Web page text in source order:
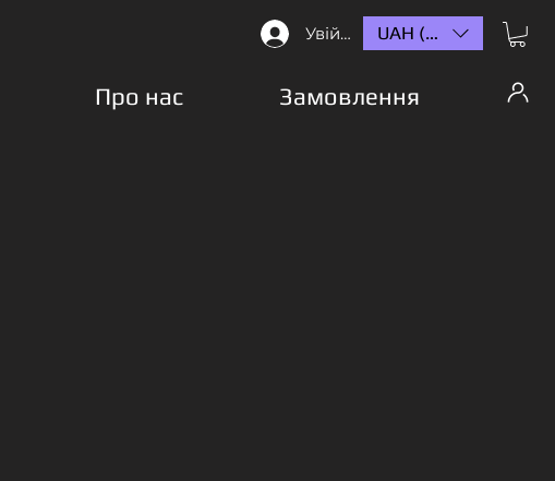
Увійти UAH (₴)
Про нас Замовлення